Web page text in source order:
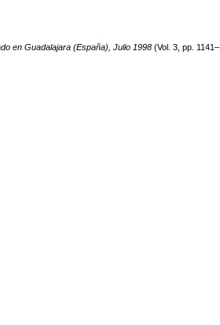
en Guadalajara (España), Julio 1998(Vol. 3, pp.